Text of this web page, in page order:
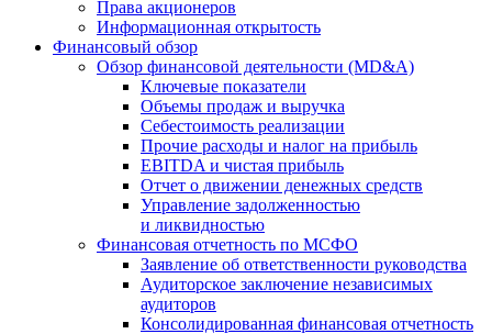
Права акционеров
Информационная открытость
Финансовый обзор
Обзор финансовой деятельности (MD&A)
Ключевые показатели
Объемы продаж и выручка
Себестоимость реализации
Прочие расходы и налог на прибыль
EBITDA и чистая прибыль
Отчет о движении денежных средств
Управление задолженностью
и ликвидностью
Финансовая отчетность по МСФО
Заявление об ответственности руководства
Аудиторское заключение независимых
аудиторов
Консолидированная финансовая отчетность